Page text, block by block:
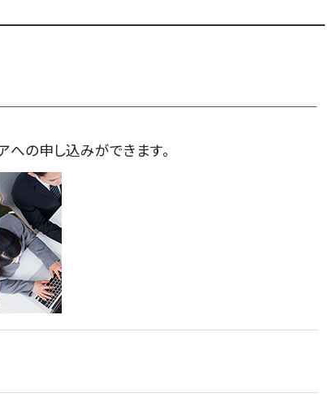
の申し込みができます。